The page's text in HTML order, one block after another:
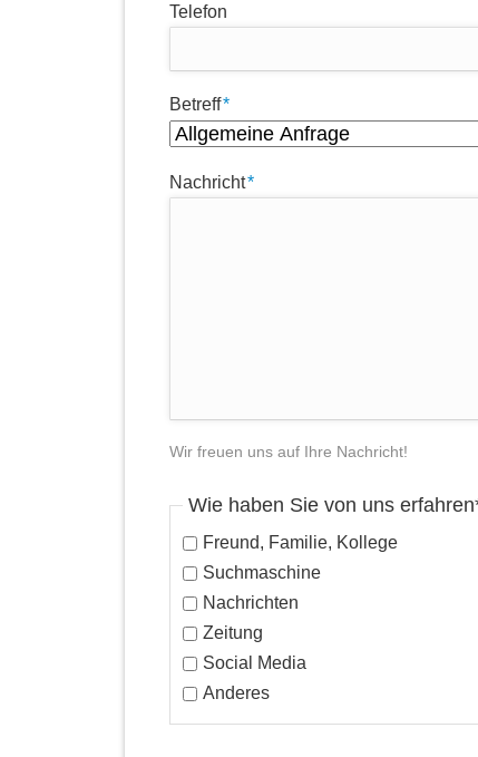
Telefon
Pflichtfeld
Betreff*
Pflichtfeld
Nachricht*
Wir freuen uns auf Ihre Nachricht!
Pflichtfeld
Wie haben Sie von uns erfahren
Freund, Familie, Kollege
Suchmaschine
Nachrichten
Zeitung
Social Media
Anderes